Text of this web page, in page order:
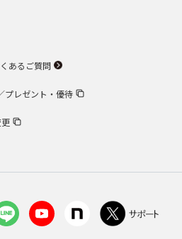
あるご質問
プレゼント・優待